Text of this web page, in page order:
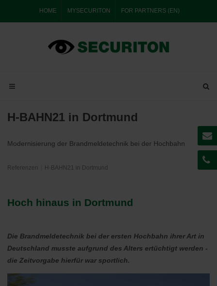
HOME MYSECURITON FOR PARTNERS (EN)
H-BAHN21 in Dortmund
Modernisierung der Brandmeldetechnik bei der Hochbahn
Referenzen H-BAHN21 in Dortmund
Hoch hinaus in Dortmund
Die Brandmeldetechnik bei der ersten Hochbahn ihrer Art in
Deutschland musste aufgrund des Alters ertüchtigt werden -
die Zeitvorgabe hierfür war sportlich.